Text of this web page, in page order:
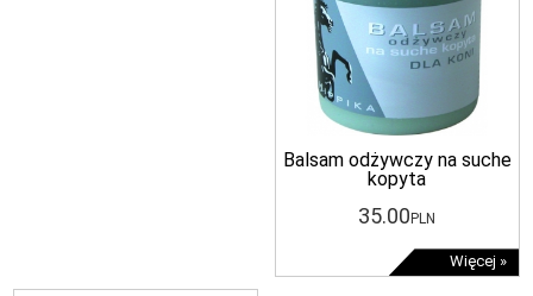
Balsam odżywczy na suche
kopyta
35.00PLN
Więcej »